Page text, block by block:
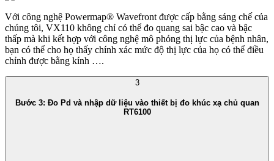
Với công nghệ Powermap® Wavefront được cấp bằng sáng chế của
chúng tôi, VX110 không chỉ có thể đo quang sai bậc cao và bậc
thấp mà khi kết hợp với công nghệ mô phỏng thị lực của bệnh nhân,
bạn có thể cho họ thấy chính xác mức độ thị lực của họ có thể điều
chỉnh được bằng kính ….
3
Bước 3: Đo Pd và nhập dữ liệu vào thiết bị đo khúc xạ chủ quan
RT6100